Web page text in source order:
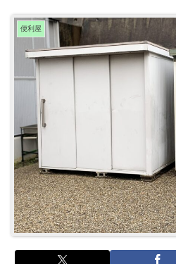
便利屋